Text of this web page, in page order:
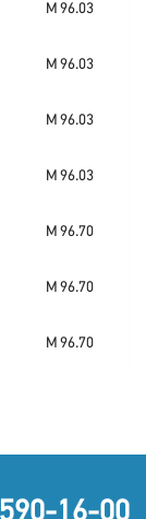
M 96.03
M 96.03
M 96.03
M 96.03
M 96.70
M 96.70
M 96.70